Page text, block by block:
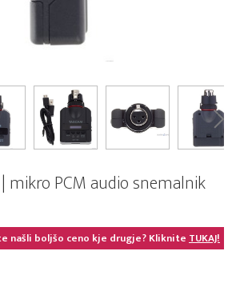
mikro PCM audio snemalnik
našli boljšo ceno kje drugje? KlikniteTUKAJ!